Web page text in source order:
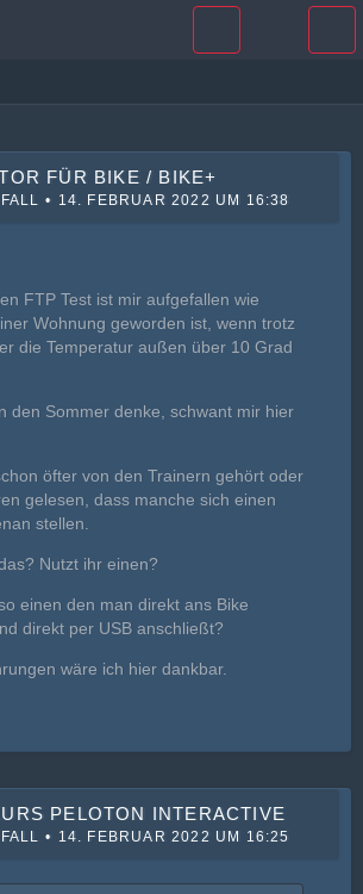
FÜR BIKE / BIKE+
14. FEBRUAR 2022 UM 16:38
FTP Test ist mir aufgefallen wie
Wohnung geworden ist, wenn trotz
die Temperatur außen über 10 Grad
den Sommer denke, schwant mir hier
öfter von den Trainern gehört oder
gelesen, dass manche sich einen
stellen.
Nutzt ihr einen?
einen den man direkt ans Bike
direkt per USB anschließt?
wäre ich hier dankbar.
PELOTON INTERACTIVE
14. FEBRUAR 2022 UM 16:25